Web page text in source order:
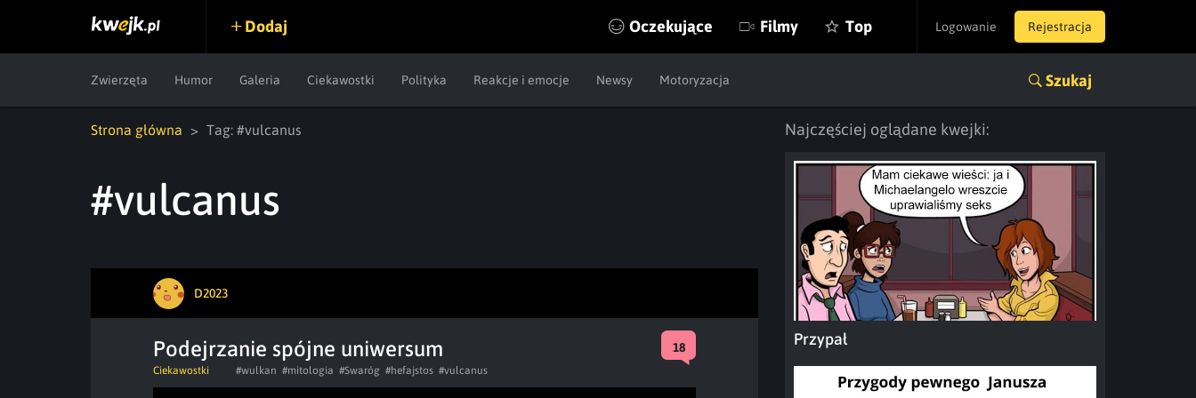
Logowanie Rejestracja
Dodaj Oczekujące Filmy Top
Zwierzęta Humor Galeria Ciekawostki Polityka Reakcje i emocje Newsy Motoryzacja Szukaj
Strona główna Tag: #vulcanus
#vulcanus
D2023
Podejrzanie spójne uniwersum 18
Ciekawostki #wulkan #mitologia #Swaróg #hefajstos #vulcanus
Najczęściej oglądane kwejki:
Przypał